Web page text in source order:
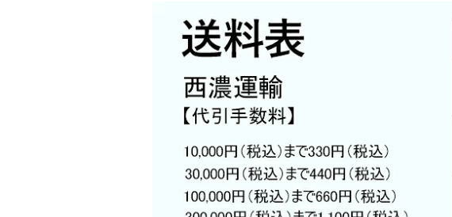
そのまま
ウェリント
直角直線出しと
現状のペンキを剥
ウェリントンでは下地